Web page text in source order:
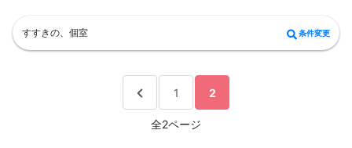
■WhiteKey AI Matching
ホワイトキーが生んだ未来のマッチングプログラム・カップルになる確率％を事
前に知らせる相性診断機能・話すべき相手は「AI」が決めてくれる
すすきの、個室 条件変更
1 2
全2ページ